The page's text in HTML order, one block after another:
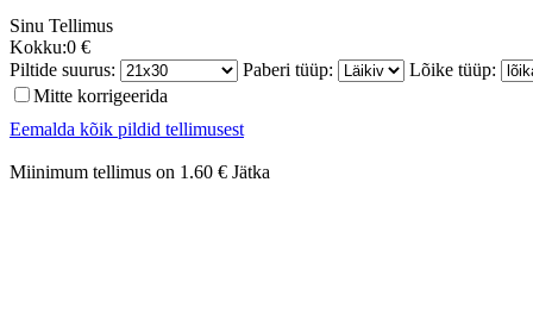
Sinu Tellimus
Kokku:0 €
Piltide suurus:
Paberi tüüp:
Lõike tüüp:
Mitte korrigeerida
Eemalda kõik pildid tellimusest
Miinimum tellimus on 1.60 € Jätka